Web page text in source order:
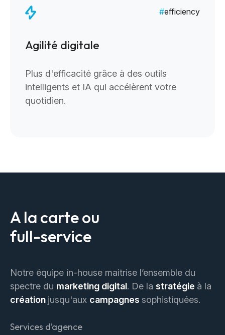
efficiency
Agilité digitale
Plus d'efficacité grâce à des outils
intelligents et IA qui accélèrent votre
quotidien.
A la carte ou
full-service
Services d’agence
Notre équipe in-house maitrise l’ensemble du
spectre du marketing digital. De la stratégie à la
création jusqu'aux campagnes sophistiquées.